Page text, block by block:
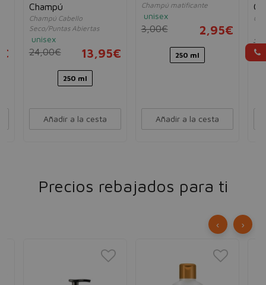
Champú
Champú Cabello
Seco/Puntas Abiertas
unisex
24,00€ 13,95€
250 ml
Añadir a la cesta
Champú matificante
unisex
3,00€ 2,95€
250 ml
Añadir a la cesta
Precios rebajados para ti
‹ ›